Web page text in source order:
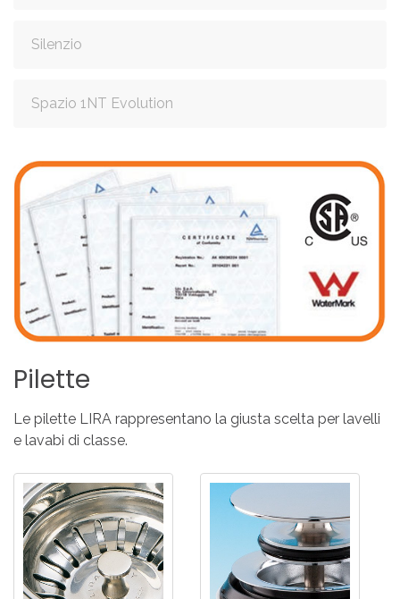
Silenzio
Spazio 1NT Evolution
Pilette
Le pilette LIRA rappresentano la giusta scelta per lavelli
e lavabi di classe.